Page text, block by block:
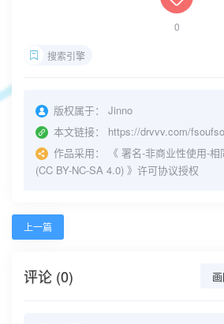
0
搜索引擎
版权属于：
Jinno
本文链接：
https://drvvv.com/
作品采用：
《 署名-非商业性使用-
(CC BY-NC-SA 4.0) 》许可协议授权
上一篇
评论 (0)